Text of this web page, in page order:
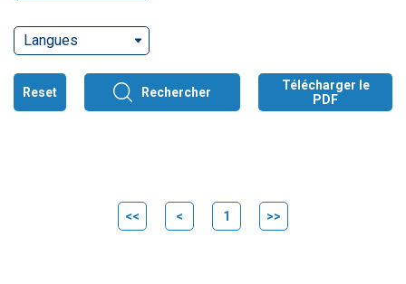
Langues
Reset Rechercher
Télécharger le
PDF
<< < 1 >>